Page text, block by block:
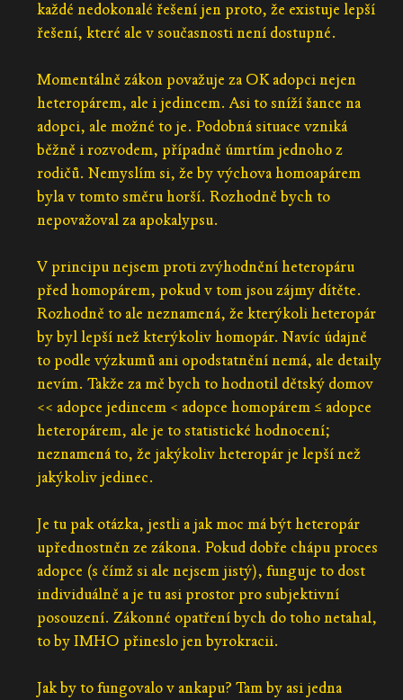
každé nedokonalé řešení jen proto, že existuje lepší
řešení, které ale v současnosti není dostupné.
Momentálně zákon považuje za OK adopci nejen
heteropárem, ale i jedincem. Asi to sníží šance na
adopci, ale možné to je. Podobná situace vzniká
běžně i rozvodem, případně úmrtím jednoho z
rodičů. Nemyslím si, že by výchova homoapárem
byla v tomto směru horší. Rozhodně bych to
nepovažoval za apokalypsu.
V principu nejsem proti zvýhodnění heteropáru
před homopárem, pokud v tom jsou zájmy dítěte.
Rozhodně to ale neznamená, že kterýkoli heteropár
by byl lepší než kterýkoliv homopár. Navíc údajně
to podle výzkumů ani opodstatnění nemá, ale detaily
nevím. Takže za mě bych to hodnotil dětský domov
<< adopce jedincem < adopce homopárem ≤ adopce
heteropárem, ale je to statistické hodnocení;
neznamená to, že jakýkoliv heteropár je lepší než
jakýkoliv jedinec.
Je tu pak otázka, jestli a jak moc má být heteropár
upřednostněn ze zákona. Pokud dobře chápu proces
adopce (s čímž si ale nejsem jistý), funguje to dost
individuálně a je tu asi prostor pro subjektivní
posouzení. Zákonné opatření bych do toho netahal,
to by IMHO přineslo jen byrokracii.
Jak by to fungovalo v ankapu? Tam by asi jedna